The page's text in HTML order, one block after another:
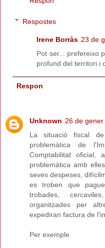
Respostes
Irene Borràs 23 de
Pot ser... prefereixo
profund del territori i
Respon
Unknown 26 de
La situació fiscal
problemàtica de
Comptabilitat
problemàtica amb
seves despeses,
es troben que
trobades,
organitzades per
expediran factura de
Per exemple